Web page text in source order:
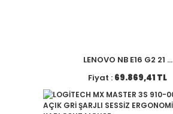
LENOVO NB E16 G2 21 ...
Fiyat : 69.869,41 TL